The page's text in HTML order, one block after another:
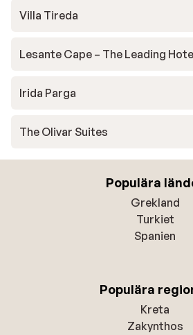
Villa Tireda
Lesante Cape – The Leading
Irida Parga
The Olivar Suites
Populära
Grekland
Turkiet
Spanien
Populära
Kreta
Zakynthos